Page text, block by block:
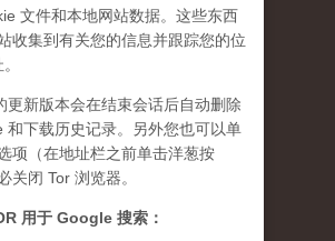
文件和本地网站数据。这些东西
收集到有关您的信息并跟踪您的位
更新版本会在结束会话后自动删除
和下载历史记录。另外您也可以单
项（在地址栏之前单击洋葱按
关闭 Tor 浏览器。
用于 Google 搜索：